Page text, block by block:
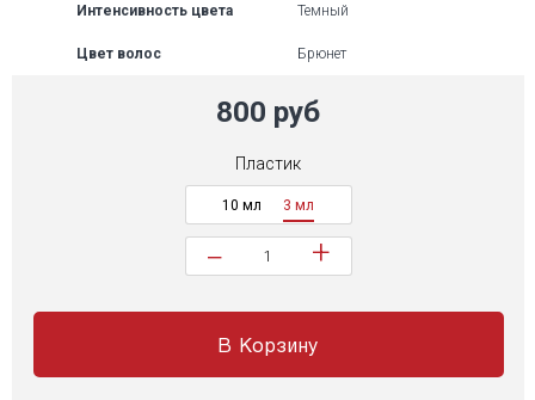
Интенсивность цвета Темный
Цвет волос Брюнет
800 руб
Пластик
10 мл 3 мл
− +
В Корзину